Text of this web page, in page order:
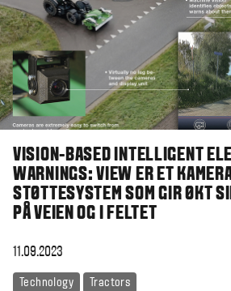
VISION-BASED INTELLIGENT
WARNINGS: VIEW ER ET
STØTTESYSTEM SOM GIR ØKT
PÅ VEIEN OG I FELTET
11.09.2023
Technology Tractors